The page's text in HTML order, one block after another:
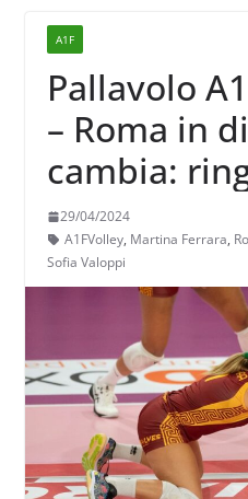
A1F
Pallavolo
– Roma in
cambia:
e saluti a
Ferrara e
29/04/2024
A1FVolley, Martina Ferrara,
Sofia Valoppi